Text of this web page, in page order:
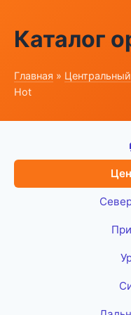
Каталог
Главная »
Hot